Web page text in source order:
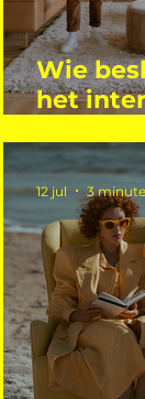
Wie
het
12 jul 3